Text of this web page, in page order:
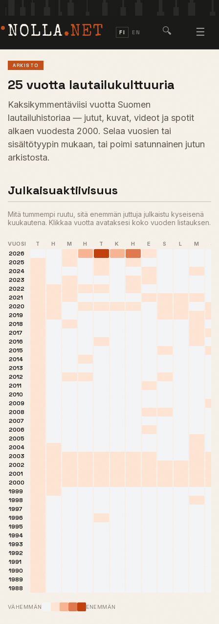
NOLLA.NET FI EN 🔍 ☰
ARKISTO
25 vuotta lautailukulttuuria
Kaksikymmentäviisi vuotta Suomen
lautailuhistoriaa — jutut, kuvat, videot ja spotit
alkaen vuodesta 2000. Selaa vuosien tai
sisältötyypin mukaan, tai poimi satunnainen jutun
arkistosta.
Julkaisuaktiivisuus
Mitä tummempi ruutu, sitä enemmän juttuja julkaistu kyseisenä
kuukautena. Klikkaa vuotta avataksesi koko vuoden listauksen.
VUOSI T H M H T K H E S L M J
2026
2025
2024
2023
2022
2021
2020
2019
2018
2017
2016
2015
2014
2013
2012
2011
2010
2009
2008
2007
2006
2005
2004
2003
2002
2001
2000
1999
1998
1997
1996
1995
1994
1993
1992
1991
1990
1989
1988
VÄHEMMÄN ENEMMÄN